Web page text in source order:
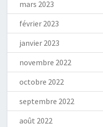
mars 2023
février 2023
janvier 2023
novembre 2022
octobre 2022
septembre 2022
août 2022